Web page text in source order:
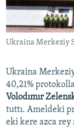
Українською
RFE/RS bütün
Ukraina Merkeziy
Ukraina
40,21%
Volodımır
tuttı. Ameldeki
eki kere azca rey